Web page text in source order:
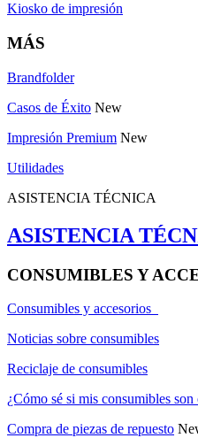
Kiosko de impresión
MÁS
Brandfolder
Casos de Éxito New
Impresión Premium New
Utilidades
ASISTENCIA TÉCNICA
ASISTENCIA
CONSUMIBLES Y
Consumibles y accesorios
Noticias sobre consumibles
Reciclaje de consumibles
¿Cómo sé si mis consumibles
Compra de piezas de repuesto